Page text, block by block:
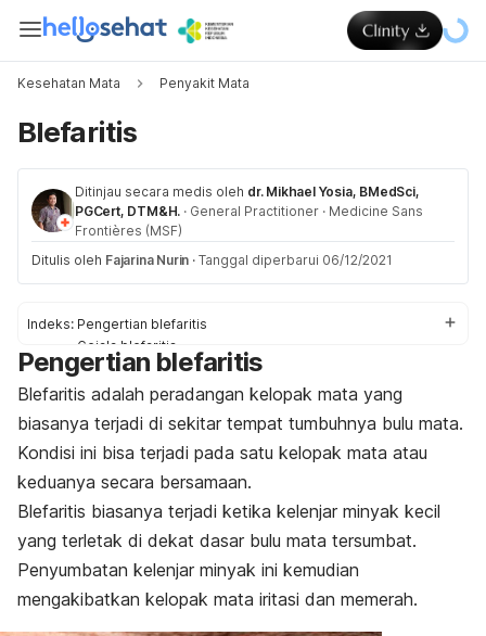
Kesehatan Mata Penyakit Mata
Blefaritis
Ditinjau secara medis oleh dr. Mikhael Yosia, BMedSci,
PGCert, DTM&H. · General Practitioner · Medicine Sans
Frontières (MSF)
Ditulis oleh Fajarina Nurin · Tanggal diperbarui 06/12/2021
Indeks: Pengertian blefaritis
Gejala blefaritis
Penyebab blefaritis
Faktor pemicu
Diagnosis & pengobatan
Pencegahan blefaritis
Pengertian blefaritis
Blefaritis adalah peradangan kelopak mata yang
biasanya terjadi di sekitar tempat tumbuhnya bulu mata.
Kondisi ini bisa terjadi pada satu kelopak mata atau
keduanya secara bersamaan.
Blefaritis biasanya terjadi ketika kelenjar minyak kecil
yang terletak di dekat dasar bulu mata tersumbat.
Penyumbatan kelenjar minyak ini kemudian
mengakibatkan kelopak mata iritasi dan memerah.